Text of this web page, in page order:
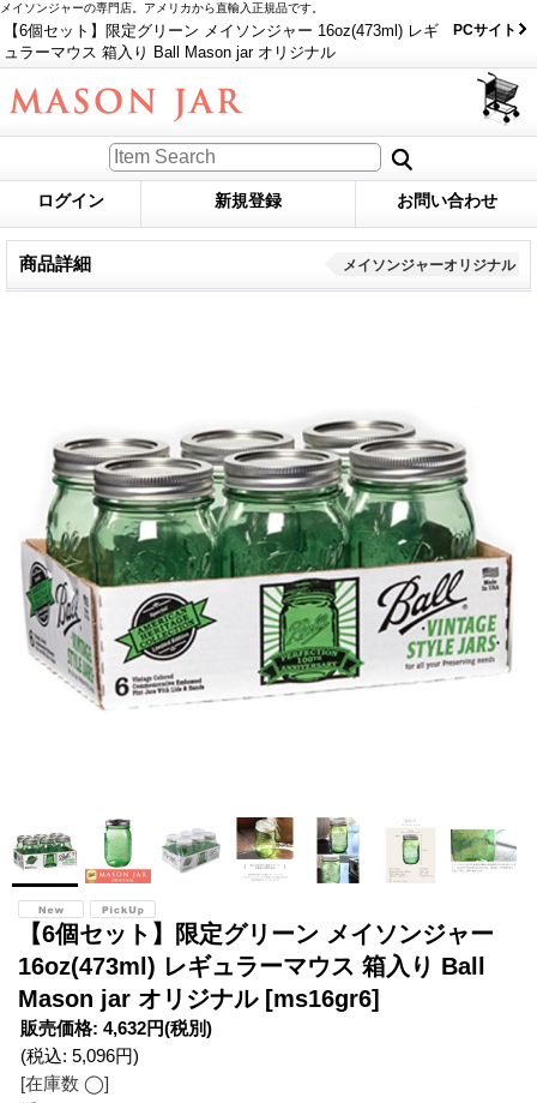
メイソンジャーの専門店。アメリカから直輸入正規品です。
【6個セット】限定グリーン メイソンジャー 16oz(473ml) レギ
ュラーマウス 箱入り Ball Mason jar オリジナル
PCサイト
ログイン 新規登録 お問い合わせ
商品詳細 メイソンジャーオリジナル
【6個セット】限定グリーン メイソンジャー
16oz(473ml) レギュラーマウス 箱入り Ball
Mason jar オリジナル [ms16gr6]
販売価格: 4,632円(税別)
(税込: 5,096円)
[在庫数 ◯]